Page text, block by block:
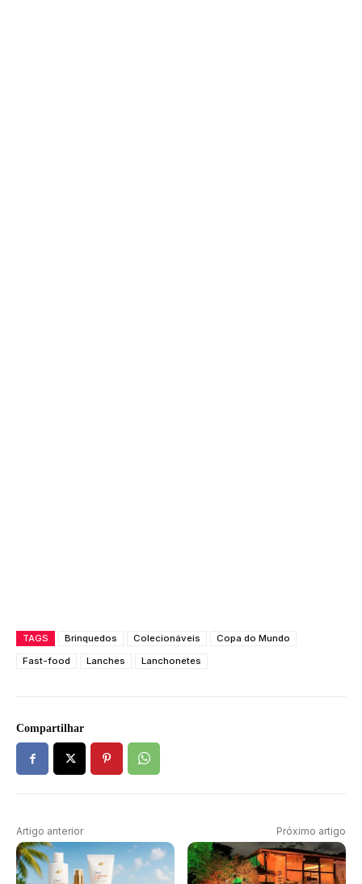
TAGS Brinquedos Colecionáveis
Copa do Mundo
Fast-food
Lanches Lanchonetes
Compartilhar
Artigo anterior Próximo artigo